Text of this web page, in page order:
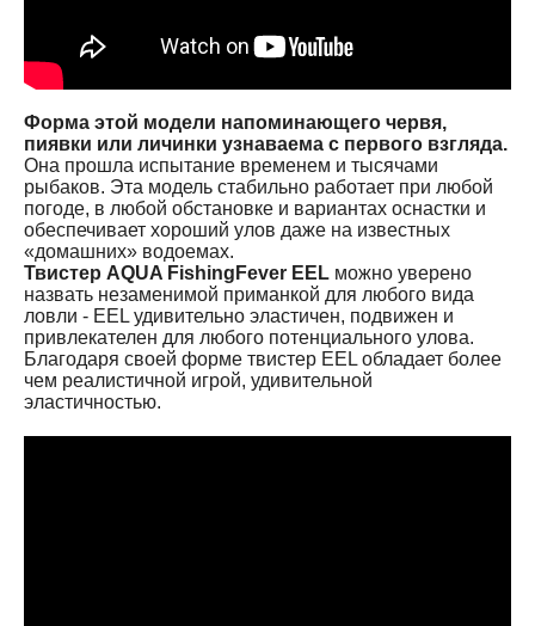
Форма этой модели напоминающего червя,
пиявки или личинки узнаваема с первого взгляда.
Она прошла испытание временем и тысячами
рыбаков. Эта модель стабильно работает при любой
погоде, в любой обстановке и вариантах оснастки и
обеспечивает хороший улов даже на известных
«домашних» водоемах.
Твистер AQUA FishingFever EEL можно уверено
назвать незаменимой приманкой для любого вида
ловли - EEL удивительно эластичен, подвижен и
привлекателен для любого потенциального улова.
Благодаря своей форме твистер EEL обладает более
чем реалистичной игрой, удивительной
эластичностью.